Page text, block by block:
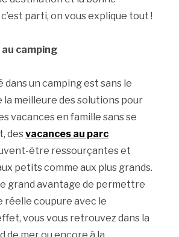
parti, on vous explique tout !
au camping
dans un camping est sans le
la meilleure des solutions pour
vacances en famille sans se
desvacances au parc
être ressourçantes et
petits comme aux plus grands.
grand avantage de permettre
réelle coupure avec le
vous vous retrouvez dans la